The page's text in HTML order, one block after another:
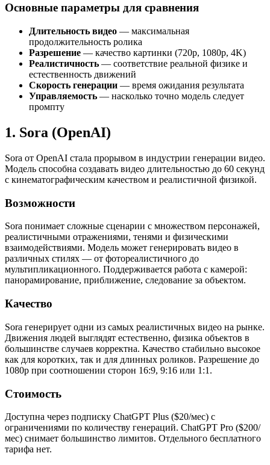
Основные параметры для сравнения
Длительность видео — максимальная
продолжительность ролика
Разрешение — качество картинки (720p, 1080p, 4K)
Реалистичность — соответствие реальной физике и
естественность движений
Скорость генерации — время ожидания результата
Управляемость — насколько точно модель следует
промпту
1. Sora (OpenAI)
Sora от OpenAI стала прорывом в индустрии генерации видео.
Модель способна создавать видео длительностью до 60 секунд
с кинематографическим качеством и реалистичной физикой.
Возможности
Sora понимает сложные сценарии с множеством персонажей,
реалистичными отражениями, тенями и физическими
взаимодействиями. Модель может генерировать видео в
различных стилях — от фотореалистичного до
мультипликационного. Поддерживается работа с камерой:
панорамирование, приближение, следование за объектом.
Качество
Sora генерирует одни из самых реалистичных видео на рынке.
Движения людей выглядят естественно, физика объектов в
большинстве случаев корректна. Качество стабильно высокое
как для коротких, так и для длинных роликов. Разрешение до
1080p при соотношении сторон 16:9, 9:16 или 1:1.
Стоимость
Доступна через подписку ChatGPT Plus ($20/мес) с
ограничениями по количеству генераций. ChatGPT Pro ($200/
мес) снимает большинство лимитов. Отдельного бесплатного
тарифа нет.